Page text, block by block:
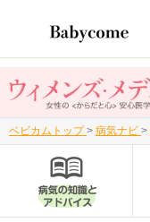
ベビカムトップ > 病気ナビ >